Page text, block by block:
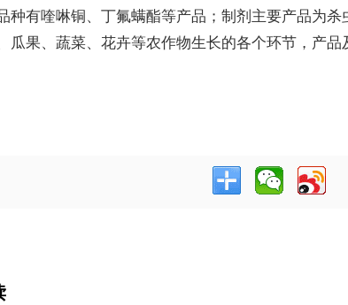
种有喹啉铜、丁氟螨酯等产品；制剂主要产品为
瓜果、蔬菜、花卉等农作物生长的各个环节，产品